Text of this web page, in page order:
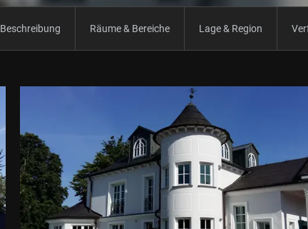
Beschreibung Räume & Bereiche Lage & Region